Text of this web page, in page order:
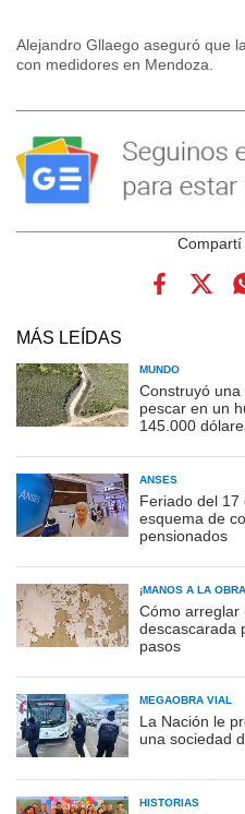
Alejandro Gllaego aseguró que
con medidores en Mendoza.
MÁS LEÍDAS
MUNDO
Construyó
pescar en un
145.000
ANSES
Feriado del 17
esquema de
pensionados
¡MANOS A LA
Cómo arreglar
descascarada
pasos
MEGAOBRA VIAL
La Nación le
una sociedad
HISTORIAS